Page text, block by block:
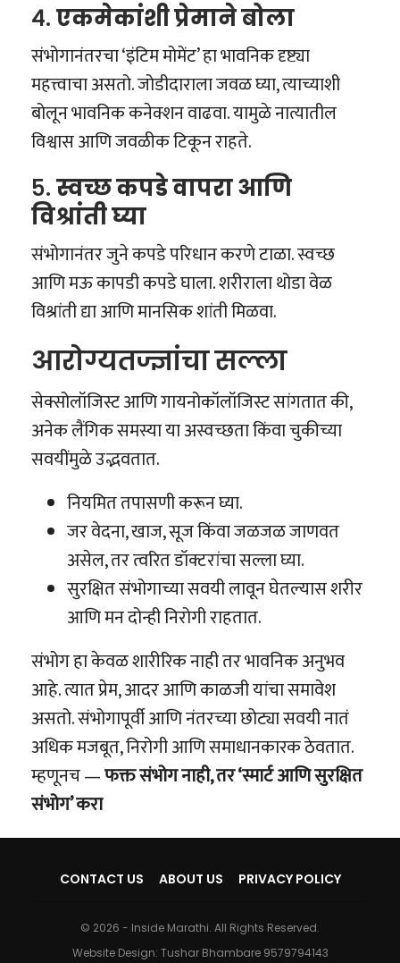
४. एकमेकांशी प्रेमाने बोला
संभोगानंतरचा ‘इंटिम मोमेंट’ हा भावनिक दृष्ट्या
महत्त्वाचा असतो. जोडीदाराला जवळ घ्या, त्याच्याशी
बोलून भावनिक कनेक्शन वाढवा. यामुळे नात्यातील
विश्वास आणि जवळीक टिकून राहते.
५. स्वच्छ कपडे वापरा आणि
विश्रांती घ्या
संभोगानंतर जुने कपडे परिधान करणे टाळा. स्वच्छ
आणि मऊ कापडी कपडे घाला. शरीराला थोडा वेळ
विश्रांती द्या आणि मानसिक शांती मिळवा.
आरोग्यतज्ज्ञांचा सल्ला
सेक्सोलॉजिस्ट आणि गायनोकॉलॉजिस्ट सांगतात की,
अनेक लैंगिक समस्या या अस्वच्छता किंवा चुकीच्या
सवयींमुळे उद्भवतात.
नियमित तपासणी करून घ्या.
जर वेदना, खाज, सूज किंवा जळजळ जाणवत
असेल, तर त्वरित डॉक्टरांचा सल्ला घ्या.
सुरक्षित संभोगाच्या सवयी लावून घेतल्यास शरीर
आणि मन दोन्ही निरोगी राहतात.
संभोग हा केवळ शारीरिक नाही तर भावनिक अनुभव
आहे. त्यात प्रेम, आदर आणि काळजी यांचा समावेश
असतो. संभोगापूर्वी आणि नंतरच्या छोट्या सवयी नातं
अधिक मजबूत, निरोगी आणि समाधानकारक ठेवतात.
म्हणूनच —फक्त संभोग नाही, तर ‘स्मार्ट आणि सुरक्षित
संभोग’ करा
CONTACT US ABOUT US PRIVACY POLICY
© 2026 - Inside Marathi. All Rights Reserved.
Website Design: Tushar Bhambare 9579794143